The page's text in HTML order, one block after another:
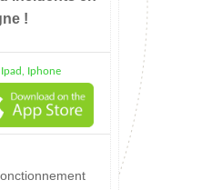
!
Ipad, Iphone